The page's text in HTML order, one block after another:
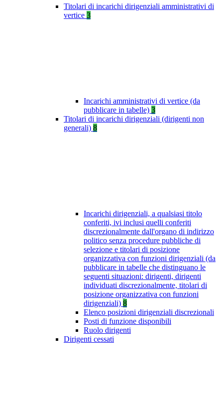
Titolari di incarichi dirigenziali amministrativi di
vertice 3
Incarichi amministrativi di vertice (da
pubblicare in tabelle) 3
Titolari di incarichi dirigenziali (dirigenti non
generali) 8
Incarichi dirigenziali, a qualsiasi titolo
conferiti, ivi inclusi quelli conferiti
discrezionalmente dall'organo di indirizzo
politico senza procedure pubbliche di
selezione e titolari di posizione
organizzativa con funzioni dirigenziali (da
pubblicare in tabelle che distinguano le
seguenti situazioni: dirigenti, dirigenti
individuati discrezionalmente, titolari di
posizione organizzativa con funzioni
dirigenziali) 8
Elenco posizioni dirigenziali discrezionali
Posti di funzione disponibili
Ruolo dirigenti
Dirigenti cessati